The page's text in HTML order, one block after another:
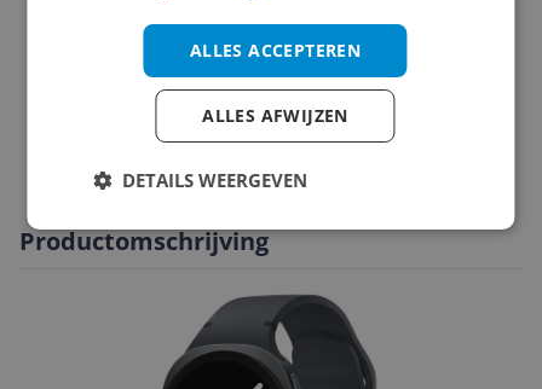
Scherm
Software
Technisch
Verpakking
Productomschrijving
ALLES ACCEPTEREN
ALLES AFWIJZEN
DETAILS WEERGEVEN